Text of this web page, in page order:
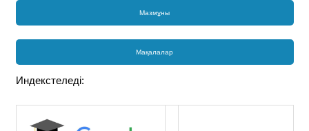
Мазмұны
Мақалалар
Индекстеледі: